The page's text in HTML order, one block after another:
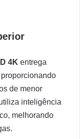
4K entrega
de menor
inteligência
melhorando